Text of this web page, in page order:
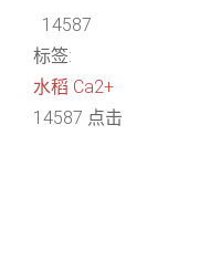
14587
标签:
水稻 Ca2+
14587 点击